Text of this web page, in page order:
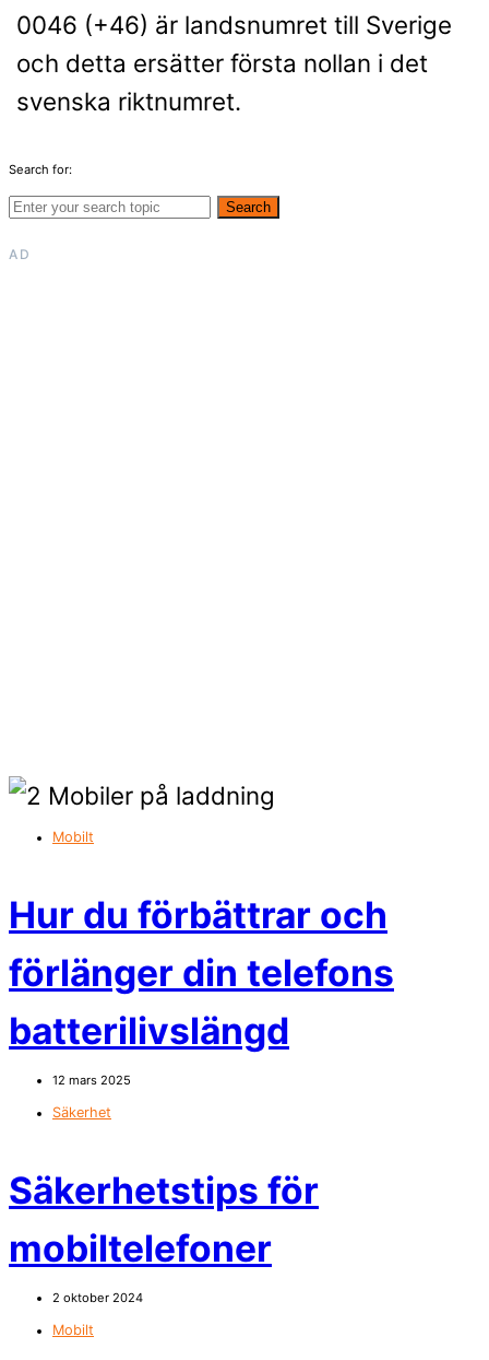
0046 (+46) är landsnumret till Sverige
och detta ersätter första nollan i det
svenska riktnumret.
Search for:
Search
AD
Mobilt
Hur du förbättrar och
förlänger din telefons
batterilivslängd
12 mars 2025
Säkerhet
Säkerhetstips för
mobiltelefoner
2 oktober 2024
Mobilt